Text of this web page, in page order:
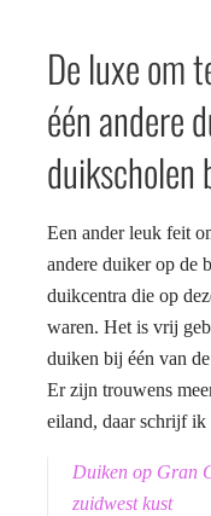
De luxe om
één andere
duikscholen
Een ander leuk feit
andere duiker op de
duikcentra die op
waren. Het is vrij
duiken bij één van
Er zijn trouwens
eiland, daar schrijf
Duiken op Gran
zuidwest kust